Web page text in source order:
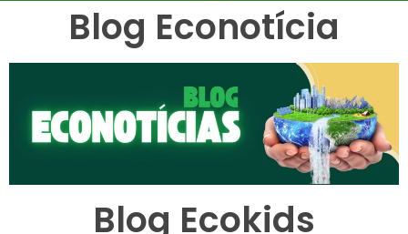
Blog Econotícia
Blog Ecokids